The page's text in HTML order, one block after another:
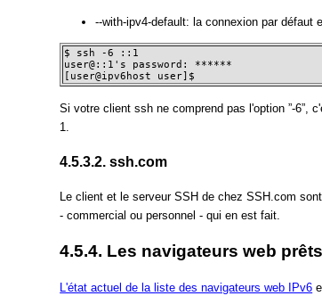
--with-ipv4-default: la connexion par
$ ssh -6 ::1
user@::1's password: ******
[user@ipv6host user]$
Si votre client ssh ne comprend pas l'option ”-6”,
1.
4.5.3.2. ssh.com
Le client et le serveur SSH de chez SSH.com
- commercial ou personnel - qui en est fait.
4.5.4. Les navigateurs web
L'état actuel de la liste des navigateurs web IPv6